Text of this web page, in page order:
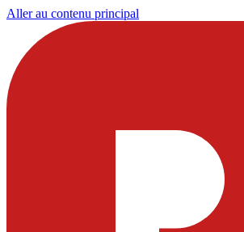
Aller au contenu principal